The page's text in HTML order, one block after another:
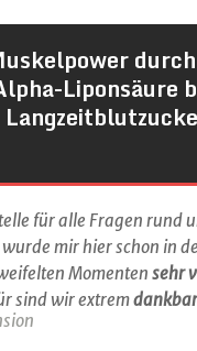
Liponsäure
für alle Fragen rund
mir hier schon in
Momenten sehr
sind wir extrem